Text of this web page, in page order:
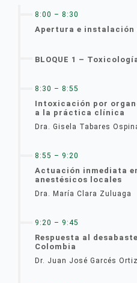
8:00 – 8:30
Apertura e instalación
BLOQUE 1 –
8:30 – 8:55
Intoxicación por
a la práctica clínica
Dra. Gisela Tabares
8:55 – 9:20
Actuación inmediata
anestésicos locales
Dra. María Clara Zuluaga
9:20 – 9:45
Respuesta al
Colombia
Dr. Juan José Garcés Ortiz